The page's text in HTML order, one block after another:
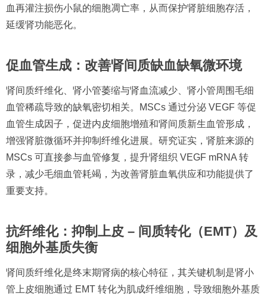
血再灌注损伤小鼠的细胞凋亡率，从而保护肾脏细胞存活，
延缓肾功能恶化。
促血管生成：改善肾间质缺血缺氧微环境
肾间质纤维化、肾小管萎缩与肾血流减少、肾小管周围毛细
血管稀疏导致的缺氧密切相关。MSCs 通过分泌 VEGF 等促
血管生成因子，促进内皮细胞增殖和肾间质新生血管形成，
增强肾脏微循环并抑制纤维化进展。研究证实，肾脏来源的
MSCs 可直接参与血管修复，提升肾组织 VEGF mRNA 转
录，减少毛细血管耗竭，为改善肾脏血氧供应和功能提供了
重要支持。
抗纤维化：抑制上皮 – 间质转化（EMT）及
细胞外基质失衡
肾间质纤维化是终末期肾病的核心特征，其关键机制是肾小
管上皮细胞通过 EMT 转化为肌成纤维细胞，导致细胞外基质